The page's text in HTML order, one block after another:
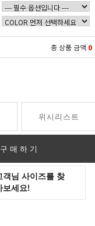
총 상품 금액 0
위시리스트
구매하기